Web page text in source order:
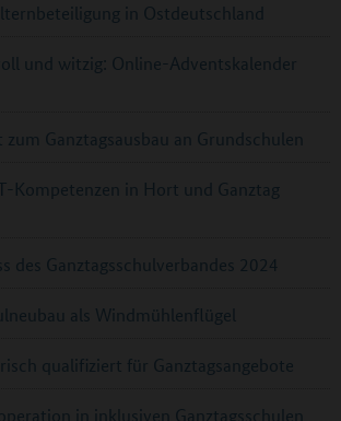
in Ostdeutschland
und witzig: Online-Adventskalender
Ganztagsausbau an Grundschulen
Kompetenzen in Hort und Ganztag
des Ganztagsschulverbandes 2024
als Windmühlenflügel
qualifiziert für Ganztagsangebote
in inklusiven Ganztagsschulen